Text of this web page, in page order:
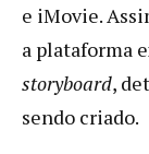
e iMovie.
a plataforma
storyboard,
sendo criado.